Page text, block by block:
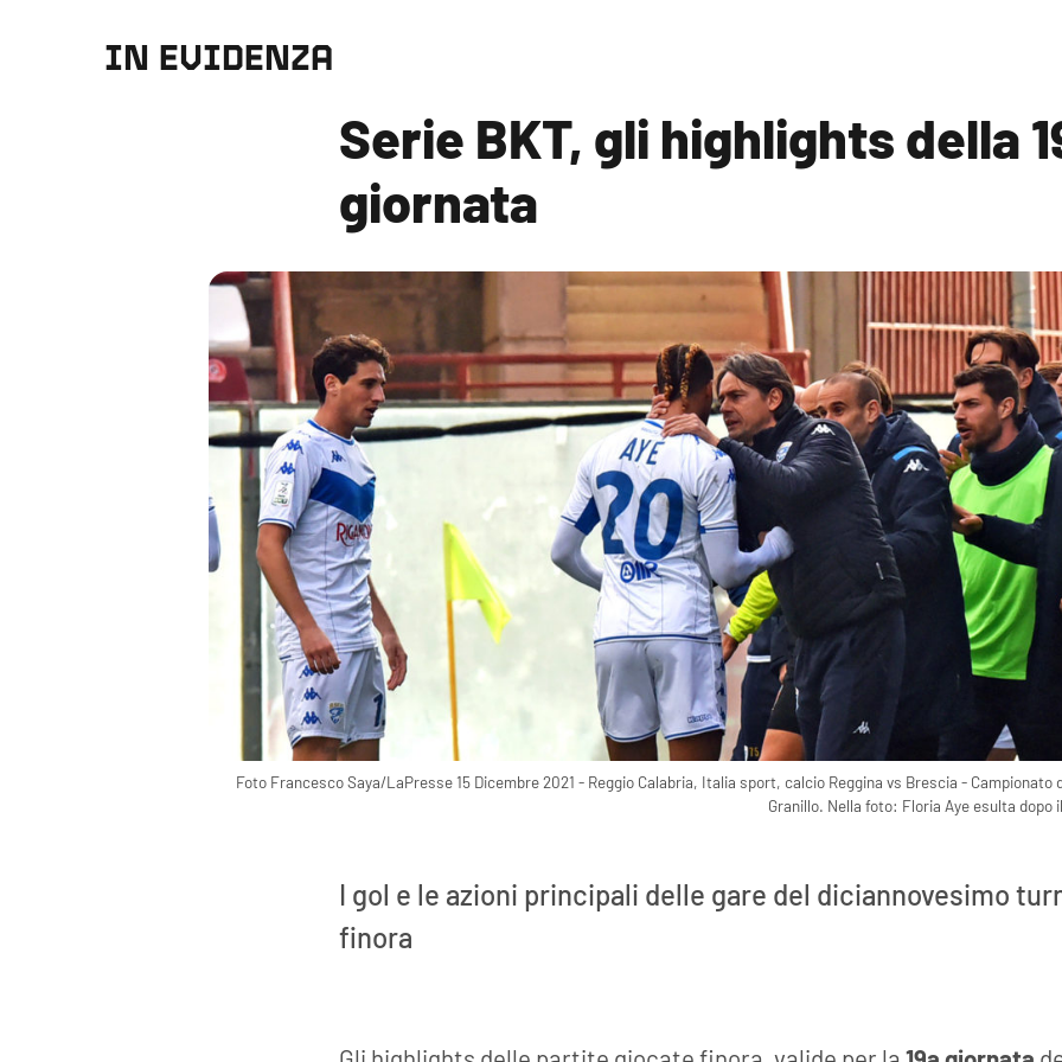
IN EVIDENZA
Serie BKT, gli highlights della
giornata
Foto Francesco Saya/LaPresse 15 Dicembre 2021 - Reggio Calabria, Italia sport, calcio Reggina vs Brescia -
Granillo. Nella foto: Floria Aye esulta
I gol e le azioni principali delle gare del diciannovesimo
finora